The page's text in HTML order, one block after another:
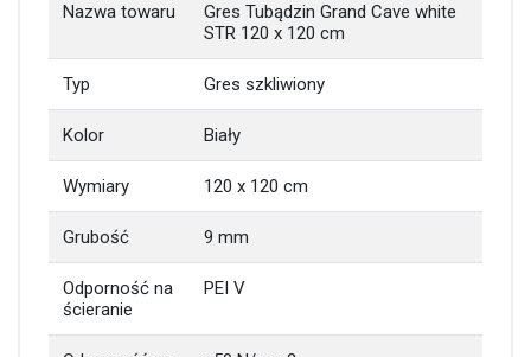
Nazwa towaru
Gres Tubądzin Grand Cave white
STR 120 x 120 cm
Typ Gres szkliwiony
Kolor Biały
Wymiary 120 x 120 cm
Grubość 9 mm
Odporność na
ścieranie
PEI V